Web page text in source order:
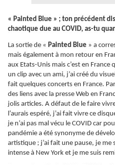
« Painted Blue » ; ton précédent
chaotique due au COVID, as-tu
La sortie de « Painted Blue » a
mais également à mon retour en
aux Etats-Unis mais c’est en France
un clip avec un ami, j’ai créé du
fait quelques concerts en France.
des liens avec la presse Web en
jolis articles. A défaut de le faire
l’aurais espéré, j’ai fait vivre ce
je n’ai pas mal vécu le COVID car
pandémie a été synonyme de
artistique ; j’ai fait une pause, je me
intense à New York et je me suis